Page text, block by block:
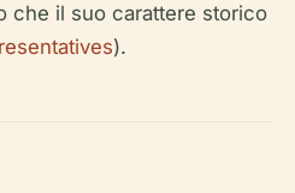
che il suo carattere storico
).